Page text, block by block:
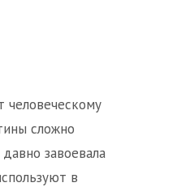
человеческому
сложно
завоевала
в